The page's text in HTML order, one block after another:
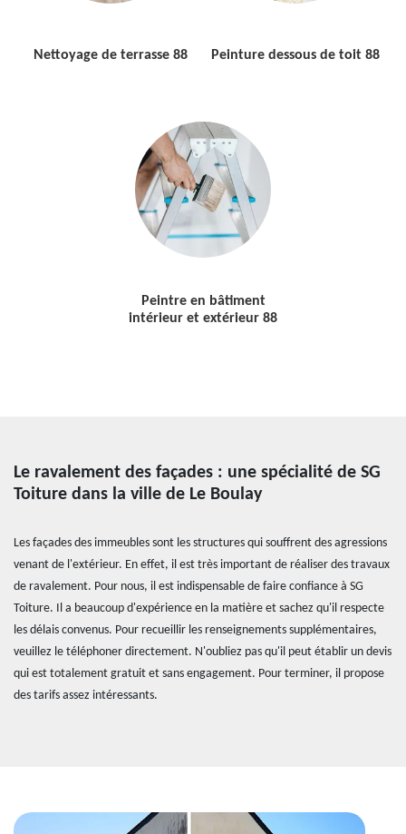
Nettoyage de terrasse 88 Peinture dessous de toit 88
Peintre en bâtiment
intérieur et extérieur 88
Le ravalement des façades : une spécialité de SG
Toiture dans la ville de Le Boulay
Les façades des immeubles sont les structures qui souffrent des agressions
venant de l'extérieur. En effet, il est très important de réaliser des travaux
de ravalement. Pour nous, il est indispensable de faire confiance à SG
Toiture. Il a beaucoup d'expérience en la matière et sachez qu'il respecte
les délais convenus. Pour recueillir les renseignements supplémentaires,
veuillez le téléphoner directement. N'oubliez pas qu'il peut établir un devis
qui est totalement gratuit et sans engagement. Pour terminer, il propose
des tarifs assez intéressants.